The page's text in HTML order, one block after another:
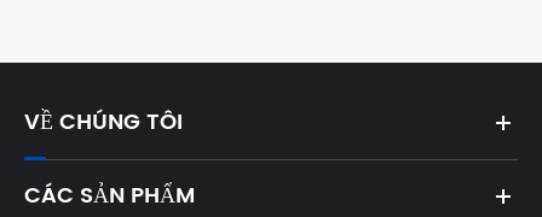
VỀ CHÚNG TÔI
CÁC SẢN PHẨM